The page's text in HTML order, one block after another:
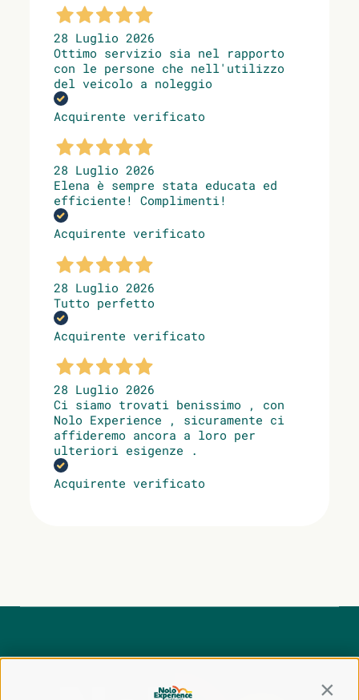
28 Luglio 2026
Ottimo servizio sia nel rapporto
con le persone che nell'utilizzo
del veicolo a noleggio
Acquirente verificato
28 Luglio 2026
Elena è sempre stata educata ed
efficiente! Complimenti!
Acquirente verificato
28 Luglio 2026
Tutto perfetto
Acquirente verificato
28 Luglio 2026
Ci siamo trovati benissimo , con
Nolo Experience , sicuramente ci
affideremo ancora a loro per
ulteriori esigenze .
Acquirente verificato